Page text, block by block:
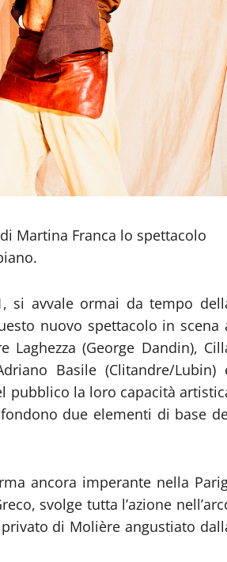
Martina Franca lo spettacolo
si avvale ormai da tempo
nuovo spettacolo in scena
(George Dandin),
Basile (Clitandre/Lubin)
pubblico la loro capacità
due elementi di base
ancora imperante nella
svolge tutta l’azione
di Molière angustiato